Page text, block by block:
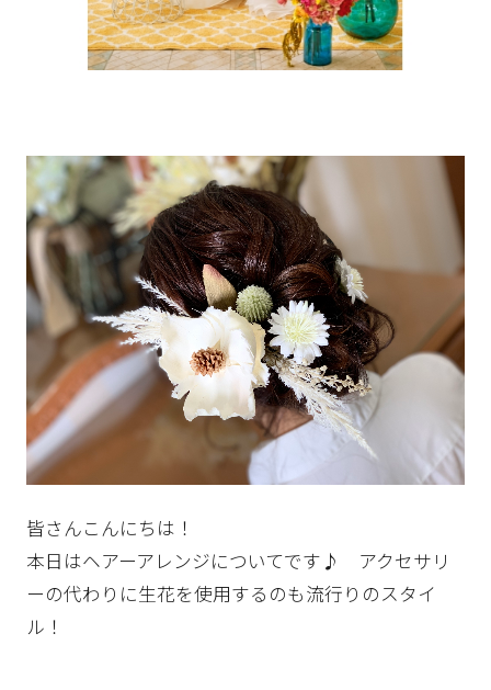
一緒に唯一無二の結婚式をプロデュースしませ
んか？採用情報はこちら
皆さんこんにちは！
本日はヘアーアレンジについてです♪ アクセサリ
ーの代わりに生花を使用するのも流行りのスタイ
ル！